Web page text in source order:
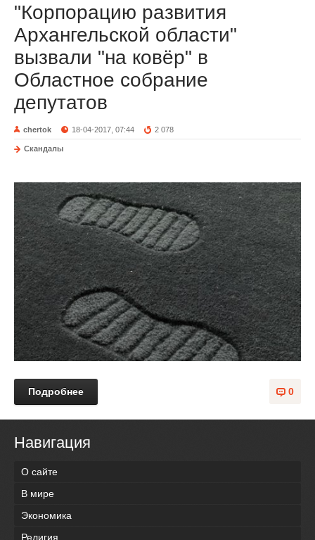
"Корпорацию развития
Архангельской области"
вызвали "на ковёр" в
Областное собрание
депутатов
chertok 18-04-2017, 07:44 2 078
Скандалы
0
Подробнее
Навигация
О сайте
В мире
Экономика
Религия